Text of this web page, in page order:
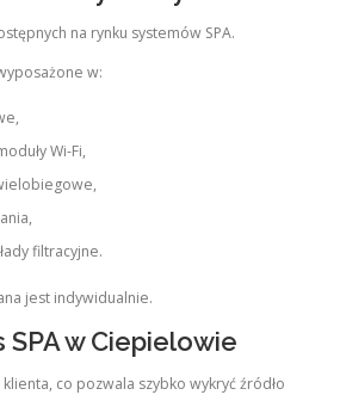
na rynku systemów SPA.
w:
Wi-Fi,
filtracyjne.
jest indywidualnie.
SPA w Ciepielowie
co pozwala szybko wykryć źródło